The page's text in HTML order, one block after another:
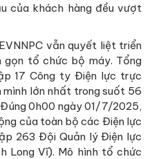
của khách hàng đều vượt
vẫn quyết liệt triển
tổ chức bộ máy. Tổng
17 Công ty Điện lực trực
lớn nhất trong suốt 56
0h00 ngày 01/7/2025,
của toàn bộ các Điện lực
263 Đội Quản lý Điện lực
Long Vĩ). Mô hình tổ chức